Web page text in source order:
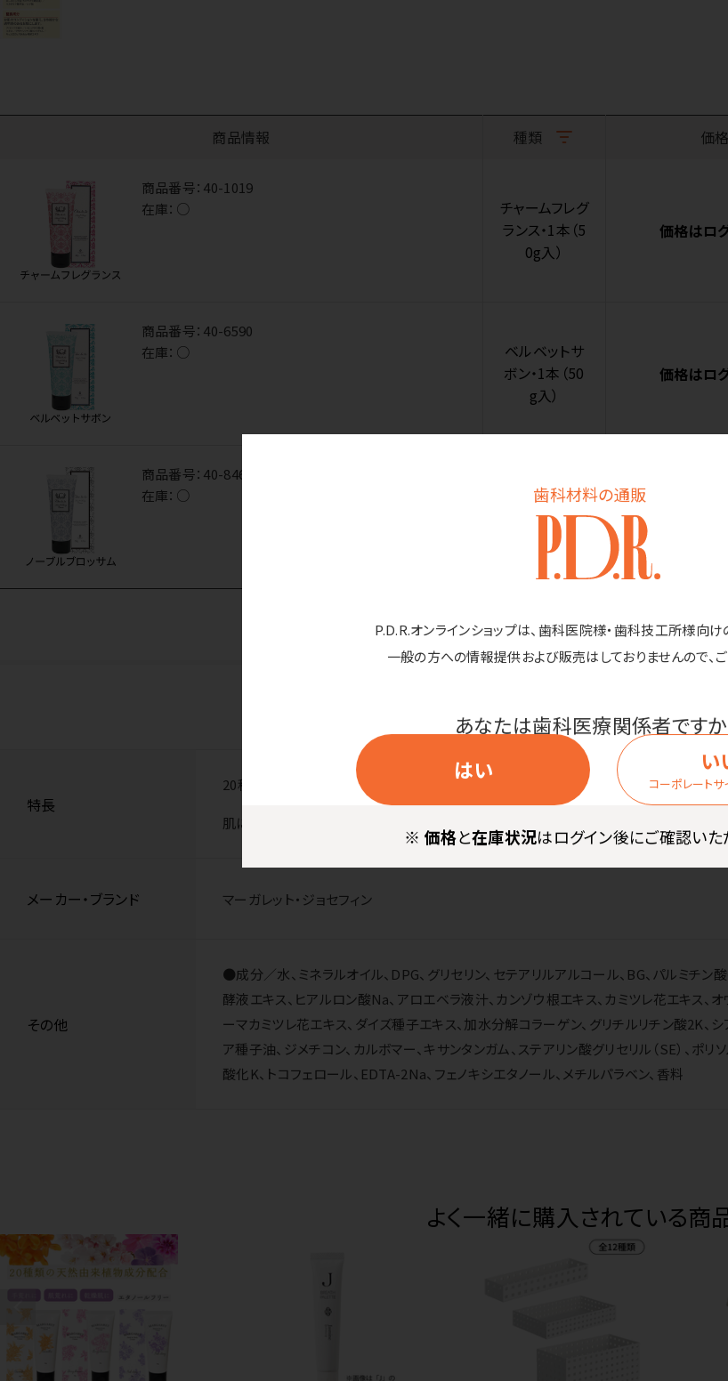
歯科材料の通販
P.D.R.オンラインショップは、歯科医院様・歯科技工所様向け
一般の方への情報提供および販売はしておりませんので、ご
あなたは歯科医療関係者ですか
はい
い
コーポレートサ
※ 価格と在庫状況はログイン後にご確認いた
商品情報 種類 価格
商品番号： 40-1019
在庫： ○
チャームフレグ
ランス・1本（5
0g入）
価格はロ
商品番号： 40-6590
在庫： ○
ベルベットサ
ボン・1本（50
g入）
価格はロ
商品番号： 40-8468
在庫： ○
ノーブルブロ
ッサム・1本（5
0g入）
特長
20種類のうるおいサポート成分配合のサロン専売品のハンドクリーム。手荒れ、肌荒れ、
肌に馴染んでベタつきません。
メーカー・ブランド マーガレット・ジョセフィン
その他
●成分／水、ミネラルオイル、DPG、グリセリン、セテアリルアルコール、BG、パルミチ
酵液エキス、ヒアルロン酸Na、アロエベラ液汁、カンゾウ根エキス、カミツレ花エキス、
ーマカミツレ花エキス、ダイズ種子エキス、加水分解コラーゲン、グリチルリチン酸2K、
ア種子油、ジメチコン、カルボマー、キサンタンガム、ステアリン酸グリセリル（SE）、ポ
酸化K、トコフェロール、EDTA-2Na、フェノキシエタノール、メチルパラベン、香料
よく一緒に購入されている商